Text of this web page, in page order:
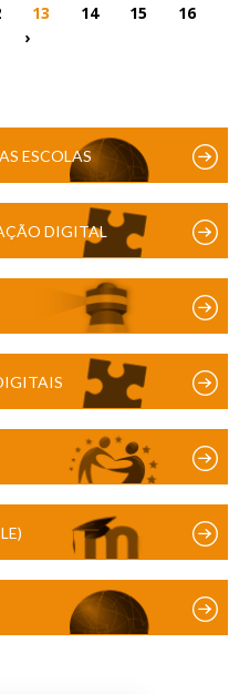
13 14 15
16
›
ESCOLAS
DIGITAL